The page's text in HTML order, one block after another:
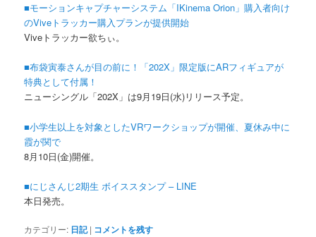
■モーションキャプチャーシステム「IKinema Orion」購入者向け
のViveトラッカー購入プランが提供開始
Viveトラッカー欲ちぃ。
■布袋寅泰さんが目の前に！「202X」限定版にARフィギュアが
特典として付属！
ニューシングル「202X」は9月19日(水)リリース予定。
■小学生以上を対象としたVRワークショップが開催、夏休み中に
霞が関で
8月10日(金)開催。
■にじさんじ2期生 ボイススタンプ – LINE
本日発売。
カテゴリー: 日記 | コメントを残す